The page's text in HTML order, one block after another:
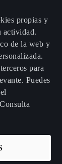
propias y
actividad.
de la web y
para
Puedes